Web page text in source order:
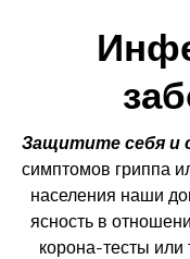
Защитите себя и
симптомов гриппа
населения наши
ясность в
корона-тесты или